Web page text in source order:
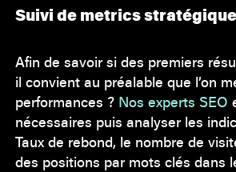
Suivi de metrics
Afin de savoir si des premiers
il convient au préalable que l’on
performances ? Nos experts SEO
nécessaires puis analyser les
Taux de rebond, le nombre de
des positions par mots clés dans